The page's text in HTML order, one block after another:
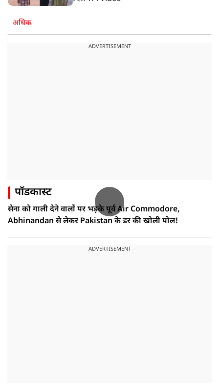
अधिक
ADVERTISEMENT
पॉडकास्ट
सेना को गाली देने वालों पर भड़के पूर्व Air Commodore,
Abhinandan से लेकर Pakistan के डर की खोली पोल!
ADVERTISEMENT